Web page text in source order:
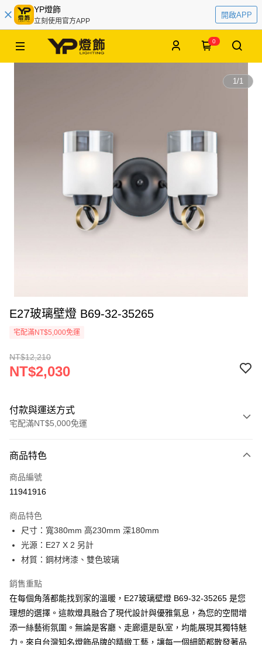
YP燈飾
立刻使用官方APP
開啟APP
0
1/1
E27玻璃壁燈 B69-32-35265
宅配滿NT$5,000免運
NT$12,210
NT$2,030
付款與運送方式
宅配滿NT$5,000免運
信用卡一次付款
LINE Pay
街口支付
悠遊付
全盈+PAY
AFTEE先享後付
相關說明
【關於「AFTEE先享後付」】
商品特色
商品編號
11941916
商品特色
尺寸：寬380mm 高230mm 深180mm
光源：E27 X 2 另計
材質：鋼材烤漆、雙色玻璃
銷售重點
在每個角落都能找到家的溫暖，E27玻璃壁燈 B69-32-35265 是您
理想的選擇。這款燈具融合了現代設計與優雅氣息，為您的空間增
添一絲藝術氛圍。無論是客廳、走廊還是臥室，均能展現其獨特魅
力。來自台灣知名燈飾品牌的精緻工藝，讓每一個細節都散發著品